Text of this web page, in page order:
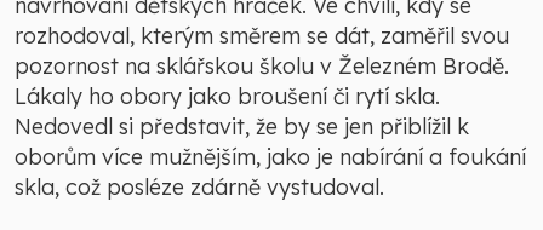
navrhování dětských hraček. Ve chvíli, kdy se
rozhodoval, kterým směrem se dát, zaměřil svou
pozornost na sklářskou školu v Železném Brodě.
Lákaly ho obory jako broušení či rytí skla.
Nedovedl si představit, že by se jen přiblížil k
oborům více mužnějším, jako je nabírání a foukání
skla, což posléze zdárně vystudoval.